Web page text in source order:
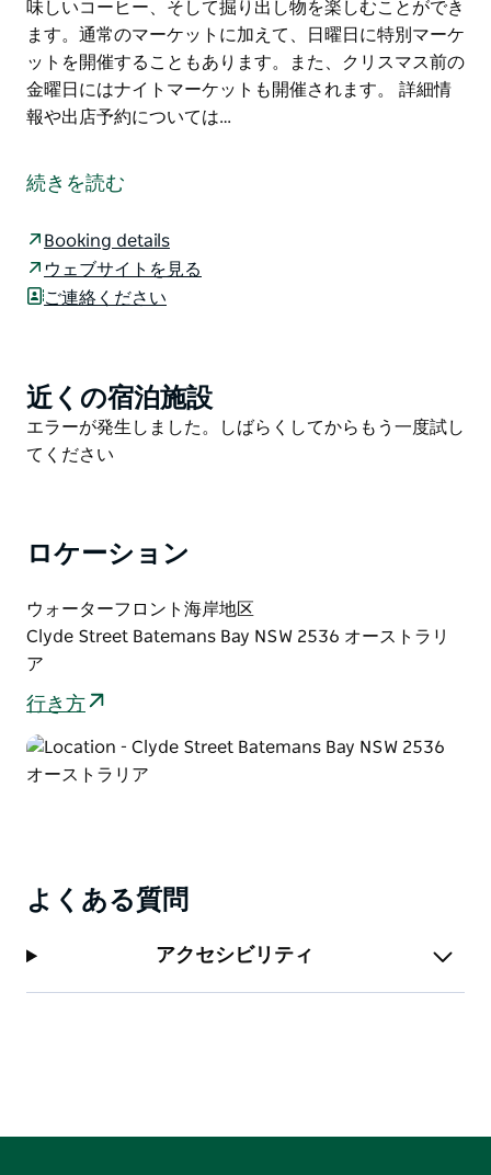
味しいコーヒー、そして掘り出し物を楽しむことができ
ます。通常のマーケットに加えて、日曜日に特別マーケ
ットを開催することもあります。また、クリスマス前の
金曜日にはナイトマーケットも開催されます。 詳細情
報や出店予約については…
ズベイ中心業務地区（CBD）の美しいクライド川沿い
のウォーターフロント地区で、毎月第1日曜日と第3日
週末は、日曜日の朝にこのマーケットを訪れずには語れ
ません。素晴らしい屋台、素敵な音楽、ベイトマンズベ
ロータリー・ベイトマンズベイが主催するこのマーケッ
トには、衣料品、食品、コレクターズアイテム、植物、
趣味用品、ギフト、骨董品、木製品、雑貨など、最大
よるライブ演奏、美味しいコーヒー、そして掘り出し物
日曜日に特別マーケットを開催することもあります。ま
た、クリスマス前の金曜日にはナイトマーケットも開催
されます。
詳細情報や出店予約については、ベイトマンズベイ・サ
ンデーマーケットのウェブサイトをご覧ください。
続きを読む
Booking details
ウェブサイトを見る
ご連絡ください
Product
List
近くの宿泊施設
Product
List
エラーが発生しました。しばらくしてからもう一度試し
てください
ロケーション
ウォーターフロント海岸地区
Clyde Street Batemans Bay NSW 2536 オーストラリ
ア
行き方
よくある質問
アクセシビリティ